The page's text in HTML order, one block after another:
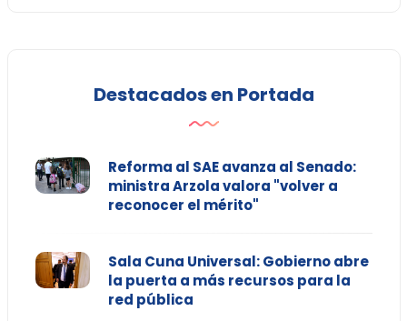
Destacados en Portada
Reforma al SAE avanza al Senado:
ministra Arzola valora "volver a
reconocer el mérito"
Sala Cuna Universal: Gobierno abre
la puerta a más recursos para la
red pública